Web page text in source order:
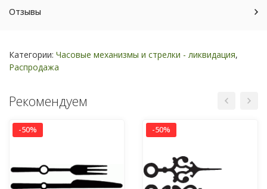
Отзывы
Категории: Часовые механизмы и стрелки - ликвидация,
Распродажа
Рекомендуем
-50% -50%